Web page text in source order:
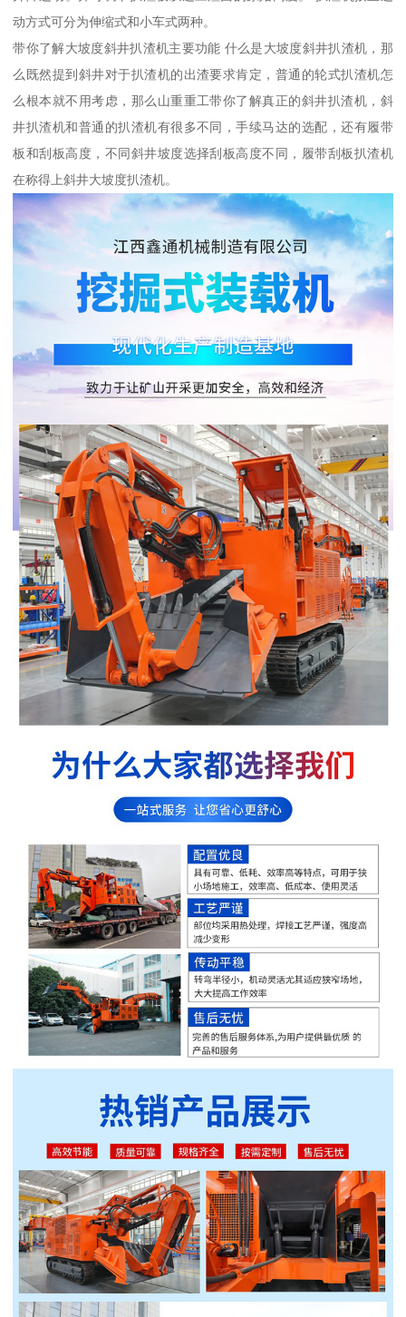
动方式可分为伸缩式和小车式两种。
带你了解大坡度斜井扒渣机主要功能 什么是大坡度斜井扒渣机，那
么既然提到斜井对于扒渣机的出渣要求肯定，普通的轮式扒渣机怎
么根本就不用考虑，那么山重重工带你了解真正的斜井扒渣机，斜
井扒渣机和普通的扒渣机有很多不同，手续马达的选配，还有履带
板和刮板高度，不同斜井坡度选择刮板高度不同，履带刮板扒渣机
在称得上斜井大坡度扒渣机。